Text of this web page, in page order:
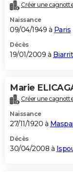
Créer une
Naissance
09/04/1949 à Paris
Décès
19/01/2009 à
Marie
Créer une
Naissance
27/11/1920 à
Décès
30/04/2008 à